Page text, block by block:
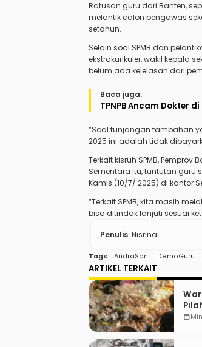
Ratusan guru dari Banten,
melantik calon pengawas
setahun.
Selain soal SPMB dan
ekstrakurikuler, wakil kepala
belum ada kejelasan dari
Baca juga:
TPNPB Ancam Dokter
“Soal tunjangan tambahan
2025 ini adalah tidak
Terkait kisruh SPMB,
Sementara itu, tuntutan
Kamis (10/7/ 2025) di kantor
“Terkait SPMB, kita masih
bisa ditindak lanjuti sesuai
Penulis: Nisrina
Tags AndraSoni DemoGuru
ARTIKEL TERKAIT
calendar_month